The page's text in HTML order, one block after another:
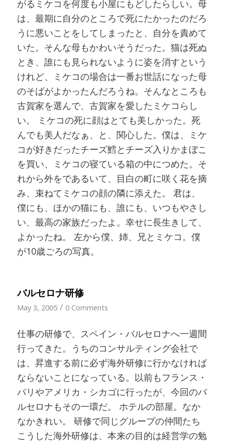
がるミケコを何度も小屋にもどしたらしい。母
は、最期に自分のところで死にたかったのだろ
うに悪いことをしてしまったと、自分を責めて
いた。そんな母もかわいそうだった。猫は死ぬ
とき、誰にも見られないように姿を消すという
けれど、ミケコの場合は一番お世話になった母
のそばがよかったんだろうね。そんなところも
古賀家を選んで、古賀家を愛したミケコらし
い。 ミケコの死に顔はとても美しかった。死
んでも美人だなぁ、と、関心した。僕は、ミケ
コが好きだったチーズ鱈とチーズ入りかまぼこ
を買い、ミケコの寝ている箱の中につめた。そ
れから外をであるいて、目白の町に咲く花を摘
み、束ねてミケコの顔の隣に添えた。 君は、
僕にも、ほかの猫にも、誰にも、いつもやさし
い、最高の家族だったよ。幸せに長生きして、
よかったね。 左から僕、姉、兄とミケコ。僕
が10歳ごろの写真。
バルセロナ研修
May 3, 2005 / 0 Comments
仕事の研修で、スペイン・バルセロナへ一週間
行ってきた。うちのコンサルティング会社で
は、昇進する前に必ず海外研修に行かなければ
ならないことになっている。以前もフランス・
パリやアメリカ・シカゴに行ったが、今回のバ
ルセロナもその一環だ。 ホテルの部屋。なか
なかきれい。 研修で同じグループの仲間たち
こうした海外研修は、本来の目的は経営学の勉